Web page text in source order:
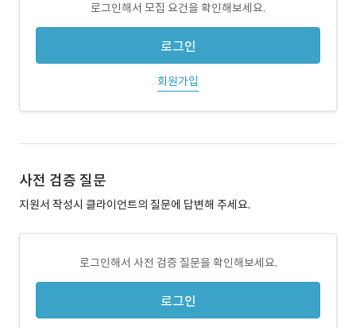
로그인해서 모집 요건을 확인해보세요.
로그인
회원가입
사전 검증 질문
지원서 작성시 클라이언트의 질문에 답변해 주세요.
로그인해서 사전 검증 질문을 확인해보세요.
로그인